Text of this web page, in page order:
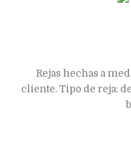
Rejas hechas a
cliente. Tipo de reja: